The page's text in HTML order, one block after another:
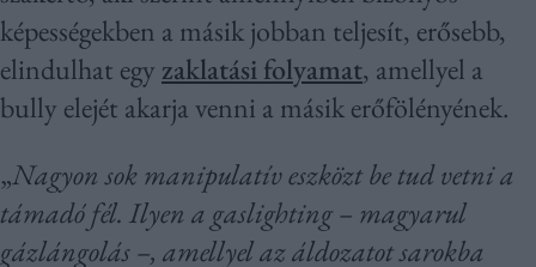
képességekben a másik jobban teljesít, erősebb,
elindulhat egy zaklatási folyamat, amellyel a
bully elejét akarja venni a másik erőfölényének.
„Nagyon sok manipulatív eszközt be tud vetni a
támadó fél. Ilyen a gaslighting – magyarul
gázlángolás –, amellyel az áldozatot sarokba